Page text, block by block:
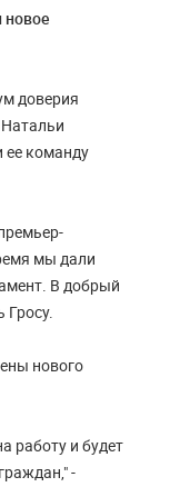
новое
доверия
ее команду
мы дали
В добрый
Гросу.
нового
работу и будет
-